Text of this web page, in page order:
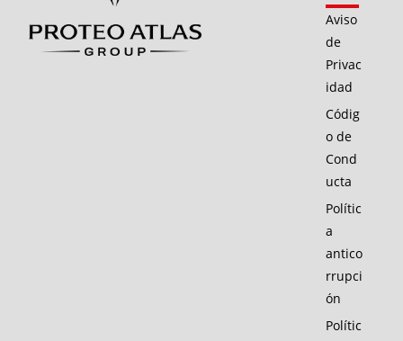
Aviso
de
Privac
idad
Códig
o de
Cond
ucta
Polític
a
antico
rrupci
ón
Polític